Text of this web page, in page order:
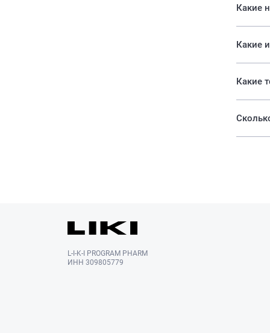
Какие
Какие
L-I-K-I PROGRAM PHARM
ИНН 309805779